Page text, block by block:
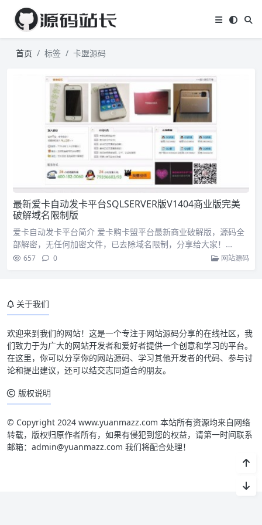
首页 标签 卡盟源码
最新爱卡自动发卡平台SQLSERVER版V1404商业版完美
破解域名限制版
爱卡自动发卡平台简介 爱卡购卡盟平台最新商业破解版，源码全
部解密，无任何加密文件，已去除域名限制，分享给大家！…
657 0 网站源码
关于我们
欢迎来到我们的网站！这是一个专注于网站源码分享的在线社区，我
们致力于为广大的网站开发者和爱好者提供一个创意和学习的平台。
在这里，你可以分享你的网站源码、学习其他开发者的代码、参与讨
论和提出建议，还可以结交志同道合的朋友。
版权说明
© Copyright 2024 www.yuanmazz.com 本站所有资源均来自网络
转载，版权归原作者所有，如果有侵犯到您的权益，请第一时间联系
邮箱：admin@yuanmazz.com 我们将配合处理！